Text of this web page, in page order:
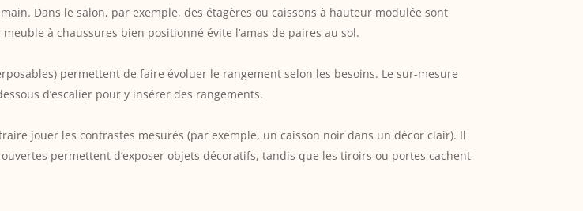
Dans le salon, par exemple, des étagères ou caissons à hauteur modulée sont
à chaussures bien positionné évite l’amas de paires au sol.
permettent de faire évoluer le rangement selon les besoins. Le sur-mesure
d’escalier pour y insérer des rangements.
jouer les contrastes mesurés (par exemple, un caisson noir dans un décor clair). Il
permettent d’exposer objets décoratifs, tandis que les tiroirs ou portes cachent